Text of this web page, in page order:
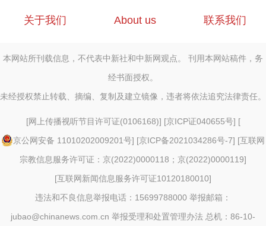
关于我们 About us 联系我们
本网站所刊载信息，不代表中新社和中新网观点。 刊用本网站稿件，务
经书面授权。
未经授权禁止转载、摘编、复制及建立镜像，违者将依法追究法律责任。
[网上传播视听节目许可证(0106168)] [京ICP证040655号] [
京公网安备 11010202009201号] [京ICP备2021034286号-7] [互联网
宗教信息服务许可证：京(2022)0000118；京(2022)0000119]
[互联网新闻信息服务许可证10120180010]
违法和不良信息举报电话：15699788000 举报邮箱：
jubao@chinanews.com.cn 举报受理和处置管理办法 总机：86-10-